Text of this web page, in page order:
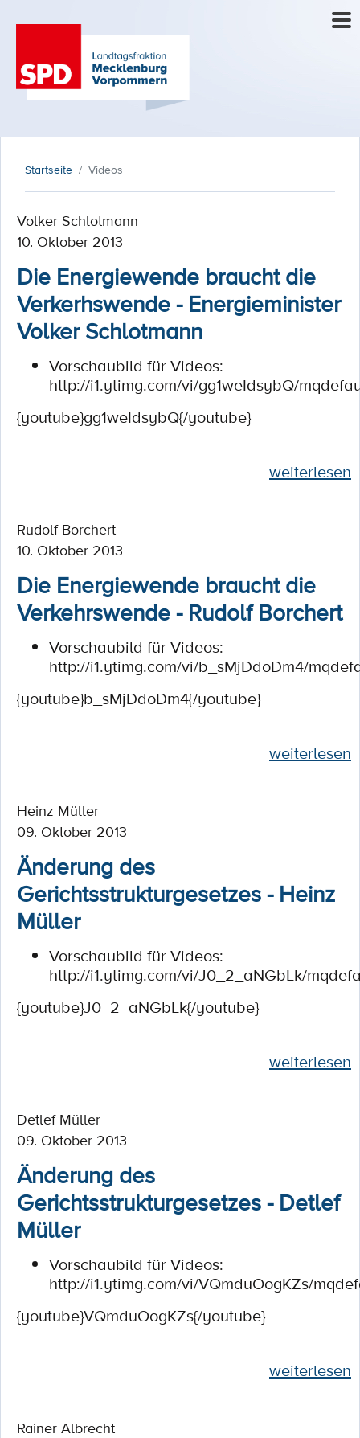
Startseite Videos
Volker Schlotmann
10. Oktober 2013
Die Energiewende braucht die
Verkerhswende - Energieminister
Volker Schlotmann
Vorschaubild für Videos:
http://i1.ytimg.com/vi/gg1weIdsybQ/
{youtube}gg1weIdsybQ{/youtube}
weiterlesen
Rudolf Borchert
10. Oktober 2013
Die Energiewende braucht die
Verkehrswende - Rudolf Borchert
Vorschaubild für Videos:
http://i1.ytimg.com/vi/b_sMjDdoDm4/
{youtube}b_sMjDdoDm4{/youtube}
weiterlesen
Heinz Müller
09. Oktober 2013
Änderung des
Gerichtsstrukturgesetzes - Heinz
Müller
Vorschaubild für Videos:
http://i1.ytimg.com/vi/J0_2_aNGbLk/
{youtube}J0_2_aNGbLk{/youtube}
weiterlesen
Detlef Müller
09. Oktober 2013
Änderung des
Gerichtsstrukturgesetzes - Detlef
Müller
Vorschaubild für Videos:
http://i1.ytimg.com/vi/VQmduOogKZs/
{youtube}VQmduOogKZs{/youtube}
weiterlesen
Rainer Albrecht